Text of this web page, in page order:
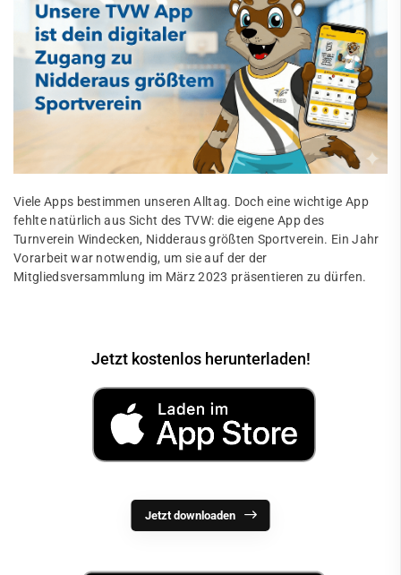
Viele Apps bestimmen unseren Alltag. Doch eine wichtige App
fehlte natürlich aus Sicht des TVW: die eigene App des
Turnverein Windecken, Nidderaus größten Sportverein. Ein Jahr
Vorarbeit war notwendig, um sie auf der der
Mitgliedsversammlung im März 2023 präsentieren zu dürfen.
Jetzt kostenlos herunterladen!
Jetzt downloaden